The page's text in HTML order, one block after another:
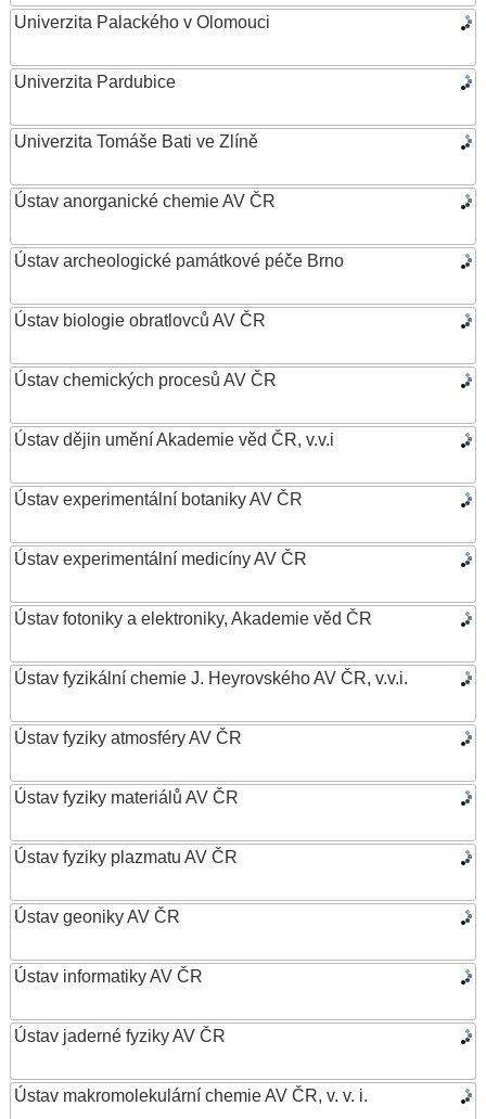
Univerzita Palackého v Olomouci
Univerzita Pardubice
Univerzita Tomáše Bati ve Zlíně
Ústav anorganické chemie AV ČR
Ústav archeologické památkové péče Brno
Ústav biologie obratlovců AV ČR
Ústav chemických procesů AV ČR
Ústav dějin umění Akademie věd ČR, v.v.i
Ústav experimentální botaniky AV ČR
Ústav experimentální medicíny AV ČR
Ústav fotoniky a elektroniky, Akademie věd ČR
Ústav fyzikální chemie J. Heyrovského AV ČR, v.v.i.
Ústav fyziky atmosféry AV ČR
Ústav fyziky materiálů AV ČR
Ústav fyziky plazmatu AV ČR
Ústav geoniky AV ČR
Ústav informatiky AV ČR
Ústav jaderné fyziky AV ČR
Ústav makromolekulární chemie AV ČR, v. v. i.